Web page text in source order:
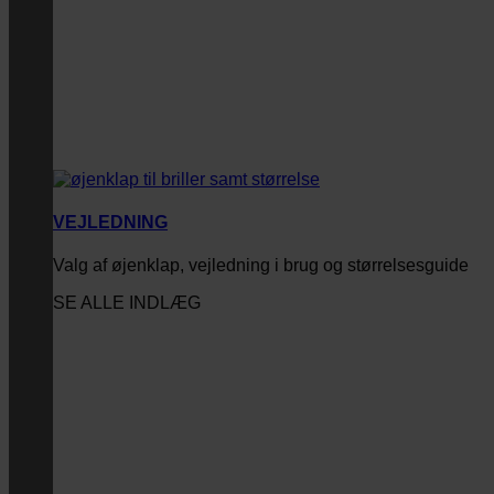
VEJLEDNING
Valg af øjenklap, vejledning i brug og størrelsesguide
SE ALLE INDLÆG